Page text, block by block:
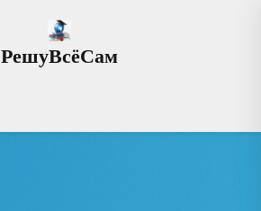
РешуВсёСам